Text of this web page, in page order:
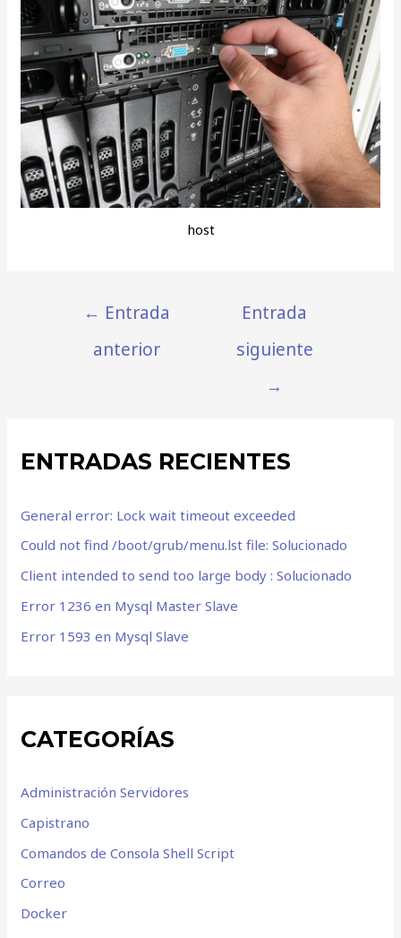
host
← Entrada
anterior
Entrada
siguiente
→
ENTRADAS RECIENTES
General error: Lock wait timeout exceeded
Could not find /boot/grub/menu.lst file: Solucionado
Client intended to send too large body : Solucionado
Error 1236 en Mysql Master Slave
Error 1593 en Mysql Slave
CATEGORÍAS
Administración Servidores
Capistrano
Comandos de Consola Shell Script
Correo
Docker